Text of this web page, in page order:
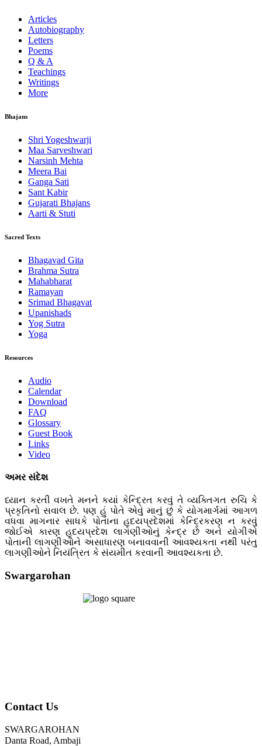
Articles
Autobiography
Letters
Poems
Q & A
Teachings
Writings
More
Bhajans
Shri Yogeshwarji
Maa Sarveshwari
Narsinh Mehta
Meera Bai
Ganga Sati
Sant Kabir
Gujarati Bhajans
Aarti & Stuti
Sacred Texts
Bhagavad Gita
Brahma Sutra
Mahabharat
Ramayan
Srimad Bhagavat
Upanishads
Yog Sutra
Yoga
Resources
Audio
Calendar
Download
FAQ
Glossary
Guest Book
Links
Video
અમર સંદેશ
ધ્યાન કરતી વખતે મનને કયાં કેન્દ્રિત કરવું તે વ્યક્તિગત રુચિ કે
પ્રકૃતિનો સવાલ છે. પણ હું પોતે એવું માનું છું કે યોગમાર્ગમાં આગળ
વધવા માગનાર સાધકે પોતાના હૃદયપ્રદેશમાં કેન્દ્રિકરણ ન કરવું
જોઈએ કારણ હૃદયપ્રદેશ લાગણીઓનું કેન્દ્ર છે અને યોગીએ
પોતાની લાગણીઓને અસાધારણ બનાવવાની આવશ્યકતા નથી પરંતુ
લાગણીઓને નિયંત્રિત કે સંયમીત કરવાની આવશ્યકતા છે.
Swargarohan
Contact Us
SWARGAROHAN
Danta Road, Ambaji